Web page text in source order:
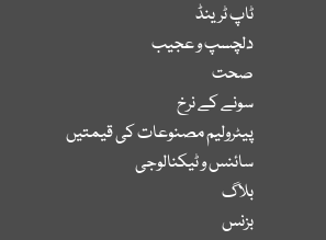
ٹاپ ٹرینڈ
دلچسپ و عجیب
صحت
سونے کے نرخ
پیٹرولیم مصنوعات کی قیمتیں
سائنس و ٹیکنالوجی
بلاگ
بزنس